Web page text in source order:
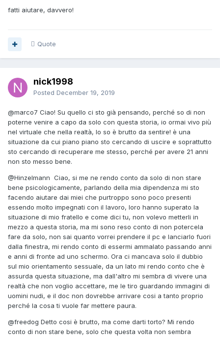
fatti aiutare, davvero!
Quote
nick1998
Posted December 19, 2019
@marco7 Ciao! Su quello ci sto già pensando, perché so di non
poterne venire a capo da solo con questa storia, io ormai vivo più
nel virtuale che nella realtà, lo so è brutto da sentire! è una
situazione da cui piano piano sto cercando di uscire e soprattutto
sto cercando di recuperare me stesso, perché per avere 21 anni
non sto messo bene.
@Hinzelmann Ciao, si me ne rendo conto da solo di non stare
bene psicologicamente, parlando della mia dipendenza mi sto
facendo aiutare dai miei che purtroppo sono poco presenti
essendo molto impegnati con il lavoro, loro hanno superato la
situazione di mio fratello e come dici tu, non volevo metterli in
mezzo a questa storia, ma mi sono reso conto di non potercela
fare da solo, non sai quanto vorrei prendere il pc e lanciarlo fuori
dalla finestra, mi rendo conto di essermi ammalato passando anni
e anni di fronte ad uno schermo. Ora ci mancava solo il dubbio
sul mio orientamento sessuale, da un lato mi rendo conto che è
assurda questa situazione, ma dall'altro mi sembra di vivere una
realtà che non voglio accettare, me le tiro guardando immagini di
uomini nudi, e il doc non dovrebbe arrivare cosi a tanto proprio
perché la cosa ti vuole far mettere paura.
@freedog Detto cosi è brutto, ma come darti torto? Mi rendo
conto di non stare bene, solo che questa volta non sembra